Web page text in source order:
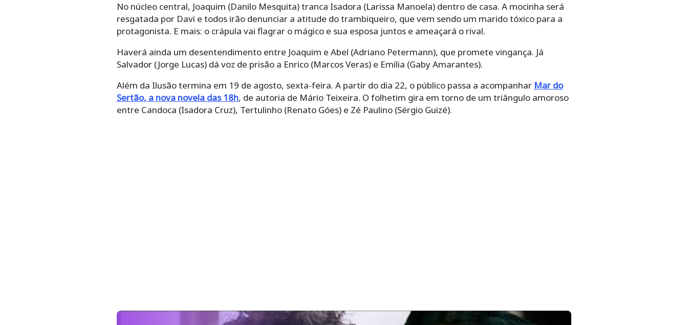
No núcleo central, Joaquim (Danilo Mesquita) tranca Isadora (Larissa Manoela) dentro de casa. A mocinha será
resgatada por Davi e todos irão denunciar a atitude do trambiqueiro, que vem sendo um marido tóxico para a
protagonista. E mais: o crápula vai flagrar o mágico e sua esposa juntos e ameaçará o rival.
Haverá ainda um desentendimento entre Joaquim e Abel (Adriano Petermann), que promete vingança. Já
Salvador (Jorge Lucas) dá voz de prisão a Enrico (Marcos Veras) e Emília (Gaby Amarantes).
Além da Ilusão termina em 19 de agosto, sexta-feira. A partir do dia 22, o público passa a acompanhar Mar do
Sertão, a nova novela das 18h, de autoria de Mário Teixeira. O folhetim gira em torno de um triângulo amoroso
entre Candoca (Isadora Cruz), Tertulinho (Renato Góes) e Zé Paulino (Sérgio Guizé).